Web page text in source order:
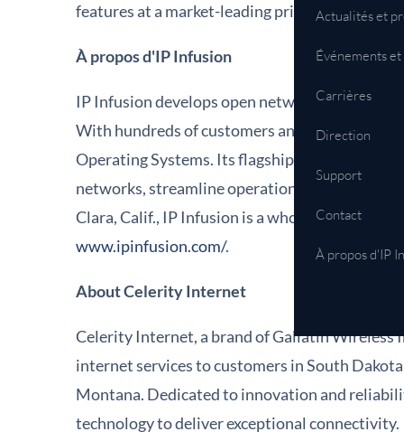
Actualités et
Événements
Carrières
Direction
Support
Contact
À propos d'IP
features at a market-leading price."
À propos d'IP Infusion
IP Infusion develops open network software
With hundreds of customers and thousands
Operating Systems. Its flagship platform,
networks, streamline operations, and reduce
Clara, Calif., IP Infusion is a wholly owned
www.ipinfusion.com/.
About Celerity Internet
Celerity Internet, a brand of Gallatin Wireless
internet services to customers in South
Montana. Dedicated to innovation and
technology to deliver exceptional connectivity.